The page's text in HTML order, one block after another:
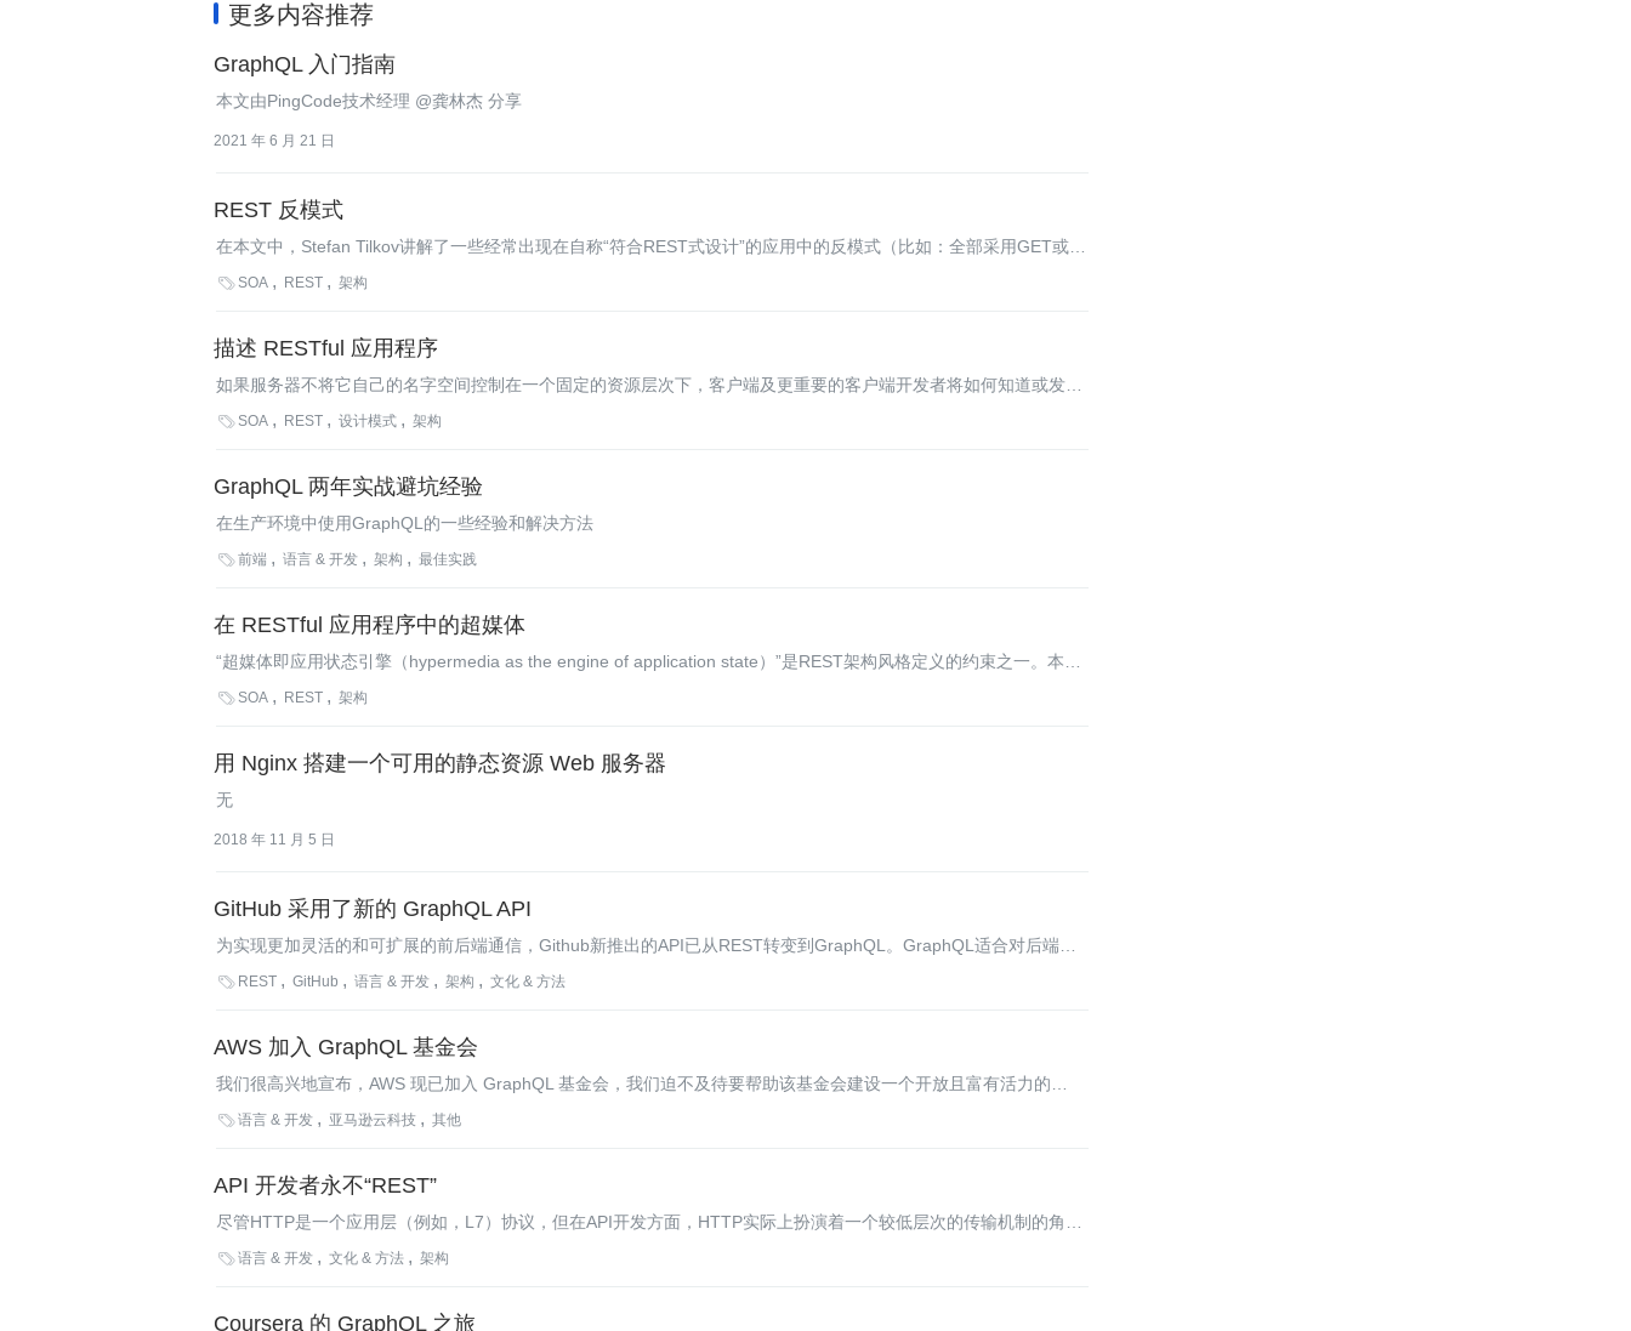
更多内容推荐
GraphQL 入门指南
本文由PingCode技术经理 @龚林杰 分享
2021 年 6 月 21 日
REST 反模式
在本文中，Stefan Tilkov讲解了一些经常出现在自称“符合REST式设计”的应用中的反模式（比如：全部采用GET或
POST，忽视缓存及响应代码，误用cookies，忘记超媒体与MIME类型，以及破坏自描述性等），并给出了避免这些
SOA REST 架构
描述 RESTful 应用程序
如果服务器不将它自己的名字空间控制在一个固定的资源层次下，客户端及更重要的客户端开发者将如何知道或发现
资源的URI呢？在这篇新文章中，Subbu Allamaraju对如何描述RESTful API进行了讨论，文章重点集中于超媒体而不
SOA REST 设计模式 架构
GraphQL 两年实战避坑经验
在生产环境中使用GraphQL的一些经验和解决方法
前端 语言 & 开发 架构 最佳实践
在 RESTful 应用程序中的超媒体
“超媒体即应用状态引擎（hypermedia as the engine of application state）”是REST架构风格定义的约束之一。本文
的作者是大名鼎鼎的Mark Baker，鼓吹使用REST风格代替主流Web服务方法的先驱者之一。在本文中，他讨论了超
SOA REST 架构
用 Nginx 搭建一个可用的静态资源 Web 服务器
无
2018 年 11 月 5 日
GitHub 采用了新的 GraphQL API
为实现更加灵活的和可扩展的前后端通信，Github新推出的API已从REST转变到GraphQL。GraphQL适合对后端数
据的有大量复杂需求的场景，这可满足当前各种Github用户的需求。另一方面，Github的应用也将进一步推动
 REST GitHub 语言 & 开发 架构 文化 & 方法
AWS 加入 GraphQL 基金会
我们很高兴地宣布，AWS 现已加入 GraphQL 基金会，我们迫不及待要帮助该基金会建设一个开放且富有活力的
GraphQL 社区。
语言 & 开发 亚马逊云科技 其他
API 开发者永不“REST”
尽管HTTP是一个应用层（例如，L7）协议，但在API开发方面，HTTP实际上扮演着一个较低层次的传输机制的角
色。
语言 & 开发 文化 & 方法 架构
Coursera 的 GraphQL 之旅